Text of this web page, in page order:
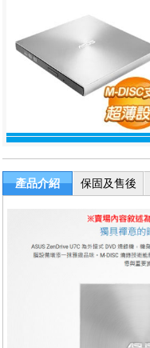
產品介紹
保固及售後